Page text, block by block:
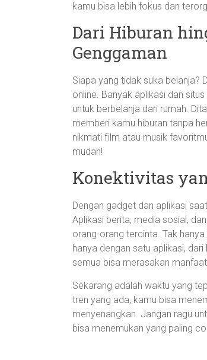
kamu bisa lebih fokus dan
Dari Hiburan
Genggaman
Siapa yang tidak suka belanja?
online. Banyak aplikasi dan
untuk berbelanja dari rumah.
memberi kamu hiburan tanpa
nikmati film atau musik
mudah!
Konektivitas
Dengan gadget dan aplikasi
Aplikasi berita, media sosial,
orang-orang tercinta. Tak
hanya dengan satu aplikasi,
semua bisa merasakan
Sekarang adalah waktu yang
tren yang ada, kamu bisa
menyenangkan. Jangan ragu
bisa menemukan yang paling